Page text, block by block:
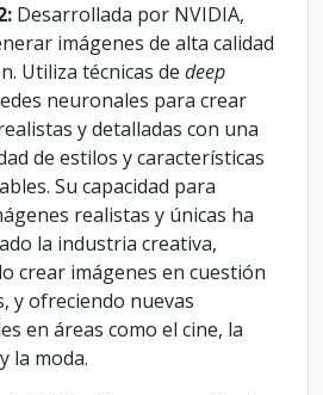
Desarrollada por NVIDIA,
imágenes de alta calidad
Utiliza técnicas de deep
neuronales para crear
y detalladas con una
de estilos y características
Su capacidad para
realistas y únicas ha
la industria creativa,
crear imágenes en cuestión
y ofreciendo nuevas
en áreas como el cine, la
la moda.